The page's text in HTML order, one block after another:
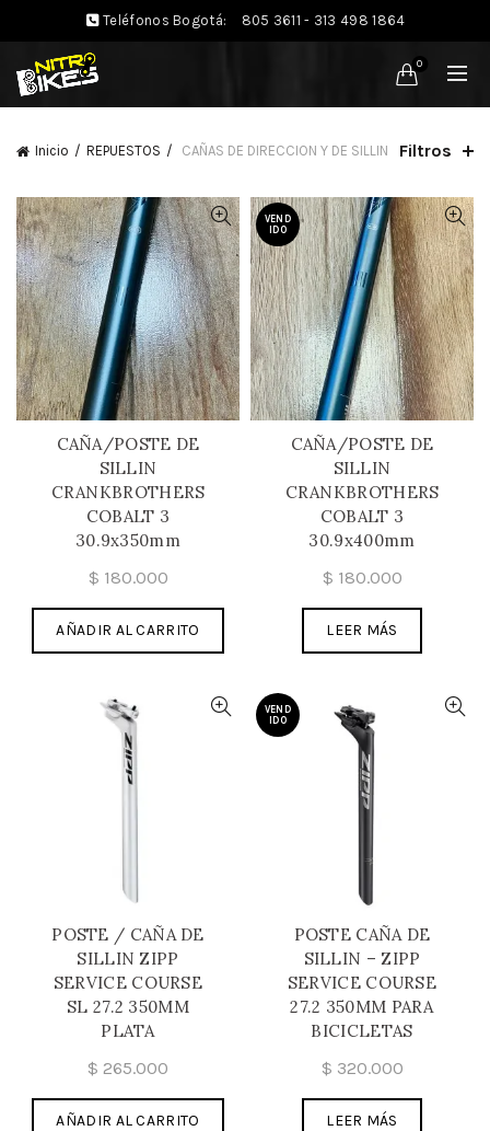
Teléfonos Bogotá: 805 3611 - 313 498 1864
0
Inicio REPUESTOS CAÑAS DE DIRECCION Y DE SILLIN Filtros
CAÑA/POSTE DE
SILLIN
CRANKBROTHERS
COBALT 3
30.9x350mm
$ 180.000
AÑADIR AL CARRITO
VEND
IDO
CAÑA/POSTE DE
SILLIN
CRANKBROTHERS
COBALT 3
30.9x400mm
$ 180.000
LEER MÁS
POSTE / CAÑA DE
SILLIN ZIPP
SERVICE COURSE
SL 27.2 350MM
PLATA
$ 265.000
AÑADIR AL CARRITO
VEND
IDO
POSTE CAÑA DE
SILLIN – ZIPP
SERVICE COURSE
27.2 350MM PARA
BICICLETAS
$ 320.000
LEER MÁS